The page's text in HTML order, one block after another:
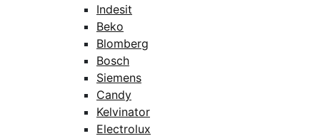
Indesit
Beko
Blomberg
Bosch
Siemens
Candy
Kelvinator
Electrolux